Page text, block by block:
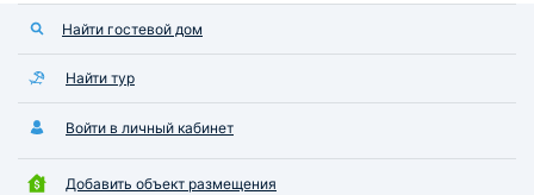
Найти гостевой дом
Найти тур
Войти в личный кабинет
Добавить объект размещения